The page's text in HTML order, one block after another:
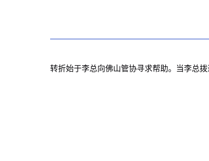
转折始于李总向佛山管协寻求帮助。当李总